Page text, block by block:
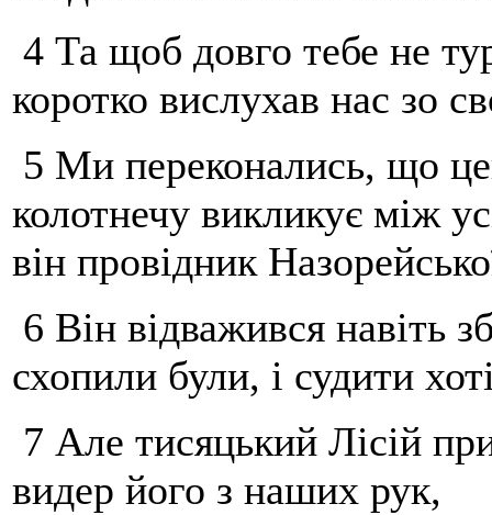
4 Та щоб довго тебе не
коротко вислухав нас зо
5 Ми переконались, що
колотнечу викликує між
він провідник
6 Він відважився навіть
схопили були, і судити
7 Але тисяцький Лісій
видер його з наших рук,